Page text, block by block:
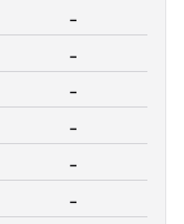
-
-
-
-
-
-